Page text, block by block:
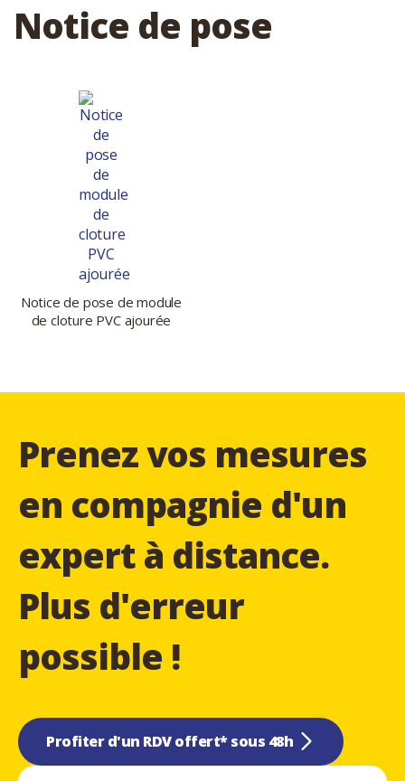
Notice de pose
Notice de pose de module
de cloture PVC ajourée
Prenez vos mesures
en compagnie d'un
expert à distance.
Plus d'erreur
possible !
Profiter d'un RDV offert* sous 48h